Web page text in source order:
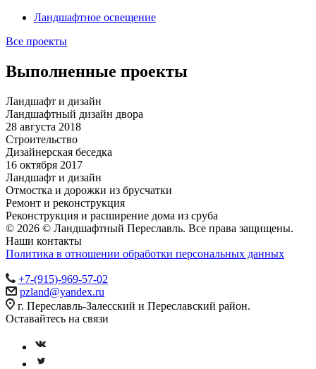
Ландшафтное освещение
Все проекты
Выполненные проекты
Ландшафт и дизайн
Ландшафтный дизайн двора
28 августа 2018
Строительство
Дизайнерская беседка
16 октября 2017
Ландшафт и дизайн
Отмостка и дорожки из брусчатки
Ремонт и реконструкция
Реконструкция и расширение дома из сруба
© 2026 © Ландшафтный Переславль. Все права защищены.
Наши контакты
Политика в отношении обработки персональных данных
+7-(915)-969-57-02
pzland@yandex.ru
г. Переславль-Залесский и Переславский район.
Оставайтесь на связи